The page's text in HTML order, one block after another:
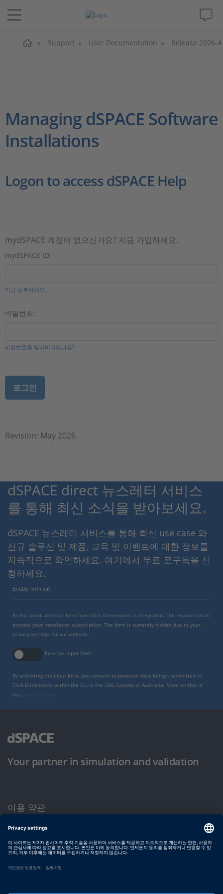
솔루션 및 제품
Magazine
인재채용
Support User Documentation Release 2026-A
Managing dSPACE Software
Installations
Logon to access dSPACE Help
mydSPACE 계정이 없으신가요? 지금 가입하세요.
mydSPACE ID:
지금 등록하세요.
비밀번호:
비밀번호를 잊어버리셨나요?
Revision: May 2026
dSPACE direct 뉴스레터 서비스
를 통해 최신 소식을 받아보세요.
dSPACE 뉴스레터 서비스를 통해 최신 use case 와
신규 솔루션 및 제품, 교육 및 이벤트에 대한 정보를
지속적으로 확인하세요. 여기에서 무료 로구독을 신
청하세요.
Enable form call
At this point, an input form from Click Dimensions is integrated. This enables us to
process your newsletter subscription. The form is currently hidden due to your
privacy settings for our website.
External input form
By activating the input form, you consent to personal data being transmitted to
Click Dimensions within the EU, in the USA, Canada or Australia. More on this in
our
.
Your partner in simulation and validation
이용 약관
개인정보 보호정책
발행자 정보